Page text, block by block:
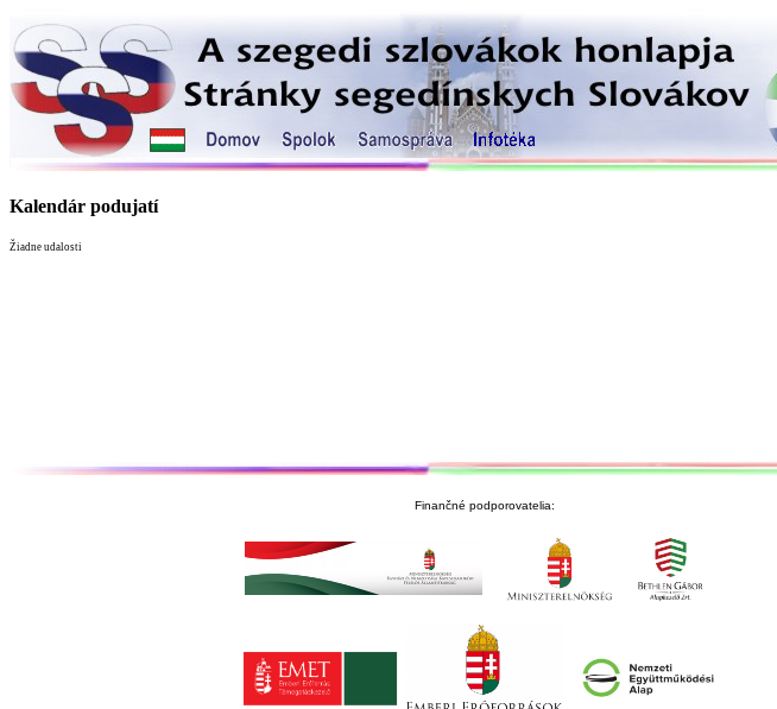
Kalendár podujatí
Žiadne udalosti
Finančné podporovatelia: